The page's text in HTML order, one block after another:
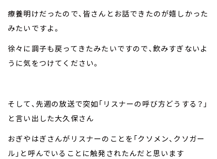
療養明けだったので、皆さんとお話できたのが嬉しかった
みたいですよ。
徐々に調子も戻ってきたみたいですので、飲みすぎないよ
うに気をつけてください。
そして、先週の放送で突如「リスナーの呼び方どうする？」
と言い出した大久保さん
おぎやはぎさんがリスナーのことを「クソメン、クソガー
ル」と呼んでいることに触発されたんだと思います